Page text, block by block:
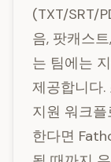
(TXT/SRT/
음, 팟캐스
는 팀에는
제공합니다
지원 워크
한다면